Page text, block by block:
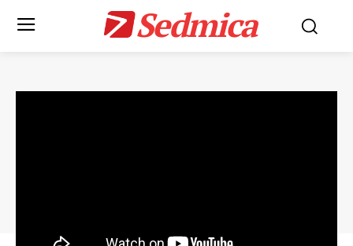
Sedmica